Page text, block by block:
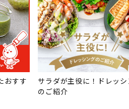
おすす
サラダが主役に！ドレッ
のご紹介